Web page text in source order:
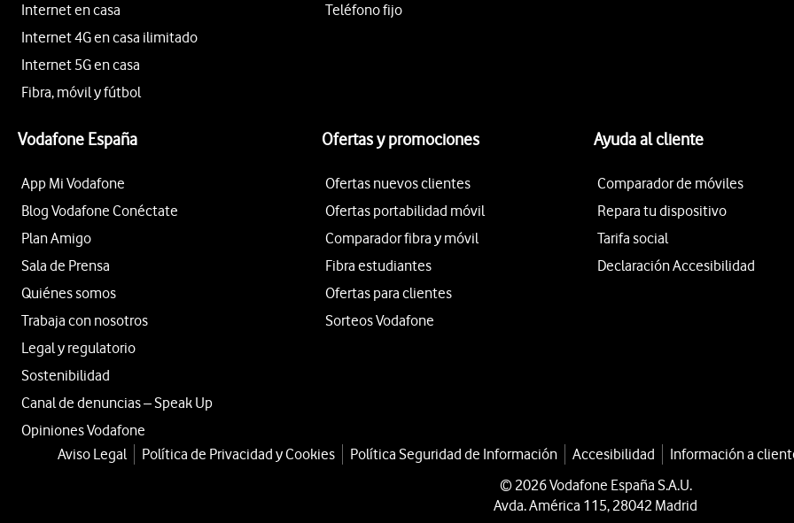
Internet en casa
Internet 4G en casa ilimitado
Internet 5G en casa
Fibra, móvil y fútbol
Teléfono fijo
Vodafone España
App Mi Vodafone
Blog Vodafone Conéctate
Plan Amigo
Sala de Prensa
Quiénes somos
Trabaja con nosotros
Legal y regulatorio
Sostenibilidad
Canal de denuncias – Speak Up
Opiniones Vodafone
Ofertas y promociones
Ofertas nuevos clientes
Ofertas portabilidad móvil
Comparador fibra y móvil
Fibra estudiantes
Ofertas para clientes
Sorteos Vodafone
Ayuda al cliente
Comparador de móviles
Repara tu dispositivo
Tarifa social
Declaración Accesibilidad
Aviso Legal Política de Privacidad y Cookies Política Seguridad de Información Accesibilidad Información a
© 2026 Vodafone España S.A.U.
Avda. América 115, 28042 Madrid